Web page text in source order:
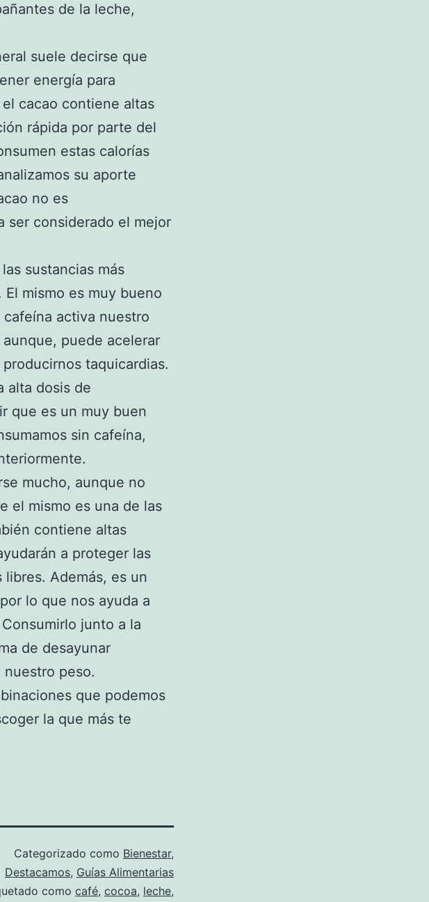
de la leche,
suele decirse que
energía para
cacao contiene altas
rápida por parte del
estas calorías
su aporte
no es
ser considerado el mejor
sustancias más
El mismo es muy bueno
cafeína activa nuestro
puede acelerar
taquicardias.
alta dosis de
que es un muy buen
sin cafeína,
mucho, aunque no
el mismo es una de las
contiene altas
a proteger las
Además, es un
lo que nos ayuda a
junto a la
de desayunar
peso.
que podemos
la que más te
Categorizado como Bienestar,
Destacamos, Guías Alimentarias
como café, cocoa, leche,